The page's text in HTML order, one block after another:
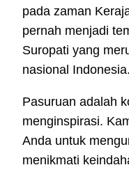
pada zaman
pernah menjadi
Suropati yang
nasional Indonesia.
Pasuruan adalah
menginspirasi.
Anda untuk
menikmati